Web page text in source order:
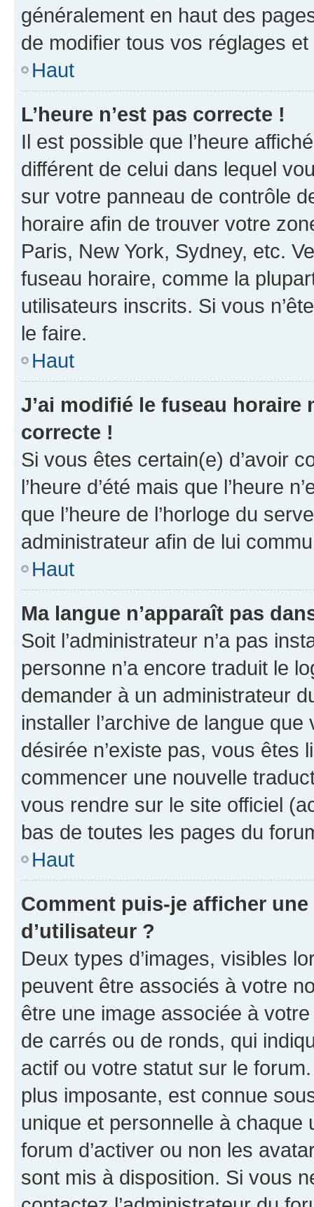
généralement en haut des
de modifier tous vos réglages
Haut
L’heure n’est pas correcte !
Il est possible que l’heure
différent de celui dans lequel
sur votre panneau de contrôle
horaire afin de trouver votre
Paris, New York, Sydney, etc.
fuseau horaire, comme la
utilisateurs inscrits. Si vous
le faire.
Haut
J’ai modifié le fuseau horaire
correcte !
Si vous êtes certain(e) d’avoir
l’heure d’été mais que l’heure
que l’heure de l’horloge du
administrateur afin de lui
Haut
Ma langue n’apparaît pas
Soit l’administrateur n’a pas
personne n’a encore traduit le
demander à un administrateur
installer l’archive de langue
désirée n’existe pas, vous êtes
commencer une nouvelle
vous rendre sur le site officiel
bas de toutes les pages du
Haut
Comment puis-je afficher
d’utilisateur ?
Deux types d’images, visibles
peuvent être associés à votre
être une image associée à
de carrés ou de ronds, qui
actif ou votre statut sur le
plus imposante, est connue
unique et personnelle à chaque
forum d’activer ou non les
sont mis à disposition. Si vous